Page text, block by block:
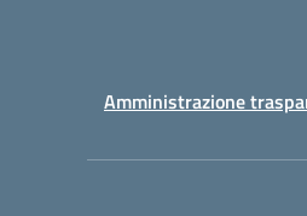
Amministrazione